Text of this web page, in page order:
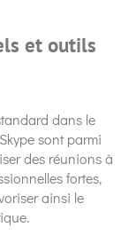
et outils
dans le
sont parmi
des réunions à
fortes,
ainsi le